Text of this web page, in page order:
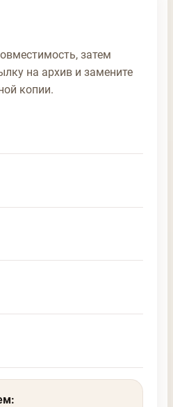
затем
на архив и замените
копии.